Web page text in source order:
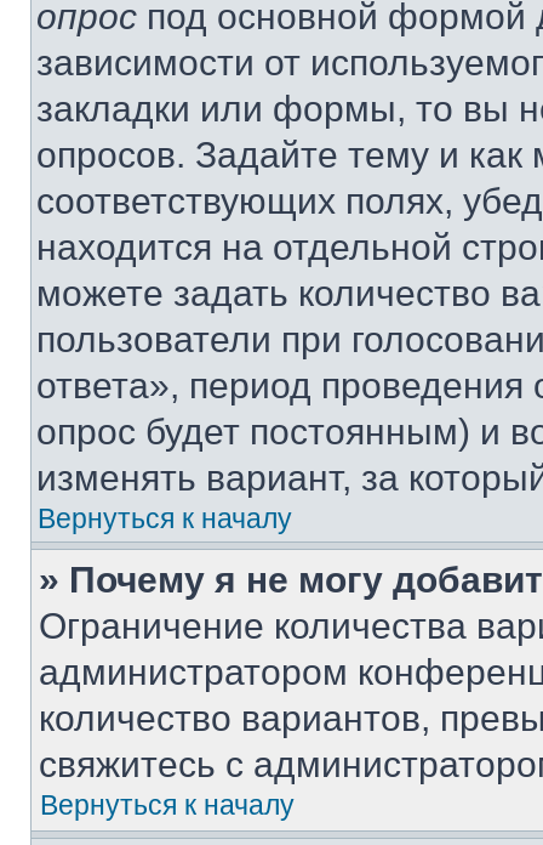
опрос под основной формой
зависимости от
закладки или формы, то вы
опросов. Задайте тему и
соответствующих полях,
находится на отдельной
можете задать количество
пользователи при
ответа», период проведения
опрос будет постоянным) и
изменять вариант, за
Вернуться к началу
» Почему я не могу
Ограничение количества
администратором
количество вариантов,
свяжитесь с
Вернуться к началу